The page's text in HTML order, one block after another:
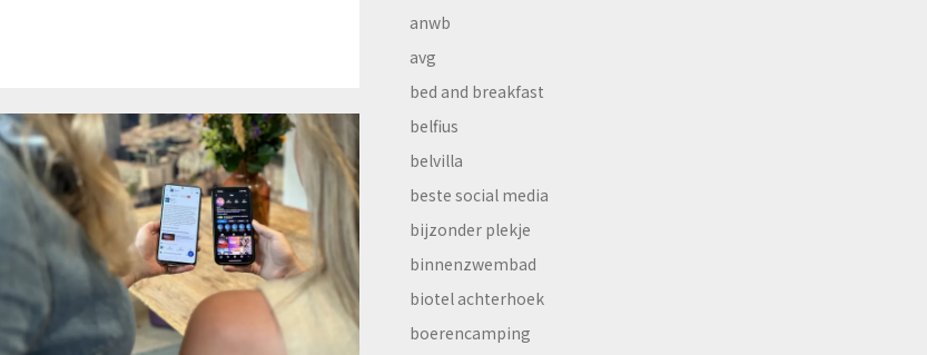
anwb
avg
bed and breakfast
belfius
belvilla
beste social media
bijzonder plekje
binnenzwembad
biotel achterhoek
boerencamping